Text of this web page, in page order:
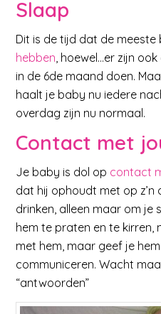
Slaap
Dit is de tijd dat de meeste
hebben, hoewel…er zijn
in de 6de maand doen.
haalt je baby nu iedere
overdag zijn nu normaal.
Contact met
Je baby is dol op contact
dat hij ophoudt met op z’n
drinken, alleen maar om je
hem te praten en te kirren,
met hem, maar geef je
communiceren. Wacht
“antwoorden”